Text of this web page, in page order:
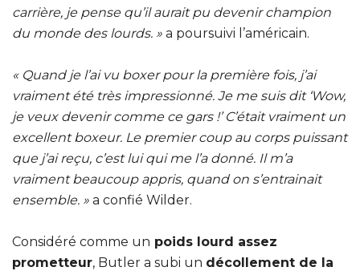
carrière, je pense qu’il aurait pu devenir champion
du monde des lourds. » a poursuivi l’américain.
« Quand je l’ai vu boxer pour la première fois, j’ai
vraiment été très impressionné. Je me suis dit ‘Wow,
je veux devenir comme ce gars !’ C’était vraiment un
excellent boxeur. Le premier coup au corps puissant
que j’ai reçu, c’est lui qui me l’a donné. Il m’a
vraiment beaucoup appris, quand on s’entrainait
ensemble. » a confié Wilder.
Considéré comme un poids lourd assez
prometteur, Butler a subi un décollement de la